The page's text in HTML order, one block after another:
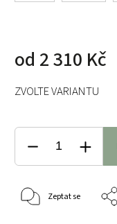
od 2 310 Kč
ZVOLTE VARIANTU
Zeptat se